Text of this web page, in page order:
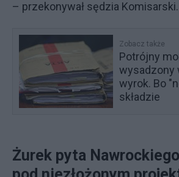
– przekonywał sędzia Komisarski.
Zobacz także
Potrójny
wysadzony
wyrok. Bo
składzie
Żurek pyta